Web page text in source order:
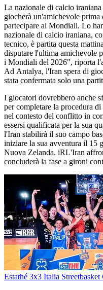
La nazionale di calcio
giocherà un'amichevole
partecipare ai Mondiali. Lo
nazionale di calcio iraniana,
tecnico, è partita questa
disputare l'ultima amichevole
i Mondiali del 2026", riporta
Ad Antalya, l'Iran spera di
stata confermata solo una
I giocatori dovrebbero anche
per completare la procedura
nel contesto del conflitto in
essersi qualificata per la sua
l'Iran stabilirà il suo campo
iniziare la sua avventura il 15
Nuova Zelanda. iRL'Iran
concluderà la fase a gironi
Estathé 3x3 Italia